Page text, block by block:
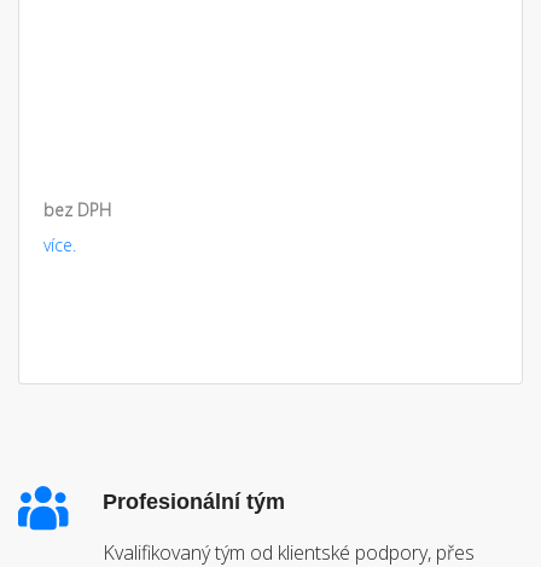
bez DPH
více.
Profesionální tým
Kvalifikovaný tým od klientské podpory, přes